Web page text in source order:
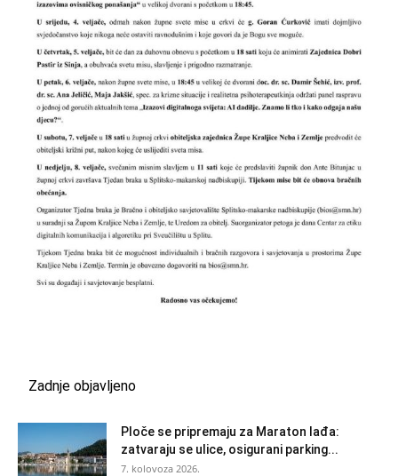
Zadnje objavljeno
Ploče se pripremaju za Maraton lađa:
zatvaraju se ulice, osigurani parking...
7. kolovoza 2026.